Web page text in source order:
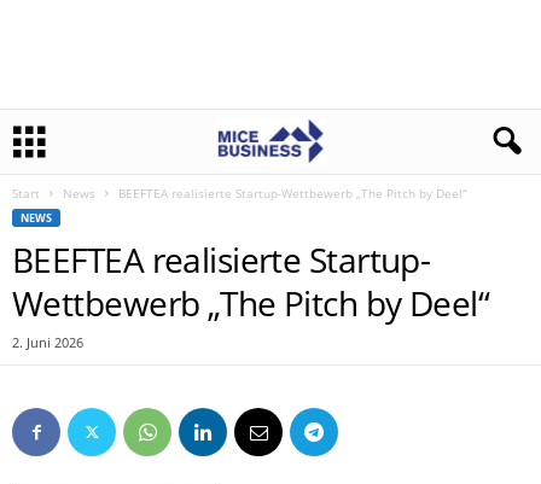
Start News BEEFTEA realisierte Startup-Wettbewerb „The Pitch by Deel“
NEWS
BEEFTEA realisierte Startup-
Wettbewerb „The Pitch by Deel“
2. Juni 2026